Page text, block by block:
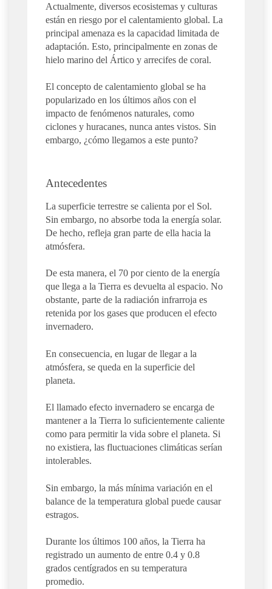
Actualmente, diversos ecosistemas y culturas
están en riesgo por el calentamiento global. La
principal amenaza es la capacidad limitada de
adaptación. Esto, principalmente en zonas de
hielo marino del Ártico y arrecifes de coral.
El concepto de calentamiento global se ha
popularizado en los últimos años con el
impacto de fenómenos naturales, como
ciclones y huracanes, nunca antes vistos. Sin
embargo, ¿cómo llegamos a este punto?
Antecedentes
La superficie terrestre se calienta por el Sol.
Sin embargo, no absorbe toda la energía solar.
De hecho, refleja gran parte de ella hacia la
atmósfera.
De esta manera, el 70 por ciento de la energía
que llega a la Tierra es devuelta al espacio. No
obstante, parte de la radiación infrarroja es
retenida por los gases que producen el efecto
invernadero.
En consecuencia, en lugar de llegar a la
atmósfera, se queda en la superficie del
planeta.
El llamado efecto invernadero se encarga de
mantener a la Tierra lo suficientemente caliente
como para permitir la vida sobre el planeta. Si
no existiera, las fluctuaciones climáticas serían
intolerables.
Sin embargo, la más mínima variación en el
balance de la temperatura global puede causar
estragos.
Durante los últimos 100 años, la Tierra ha
registrado un aumento de entre 0.4 y 0.8
grados centígrados en su temperatura
promedio.